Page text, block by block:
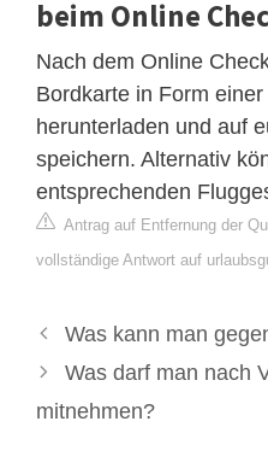
beim Online
Nach dem Online
Bordkarte in Form
herunterladen und auf
speichern. Alternativ
entsprechenden
Antrag auf Entfernung der
vollständige Antwort auf
Was kann man
Was darf man nach
mitnehmen?